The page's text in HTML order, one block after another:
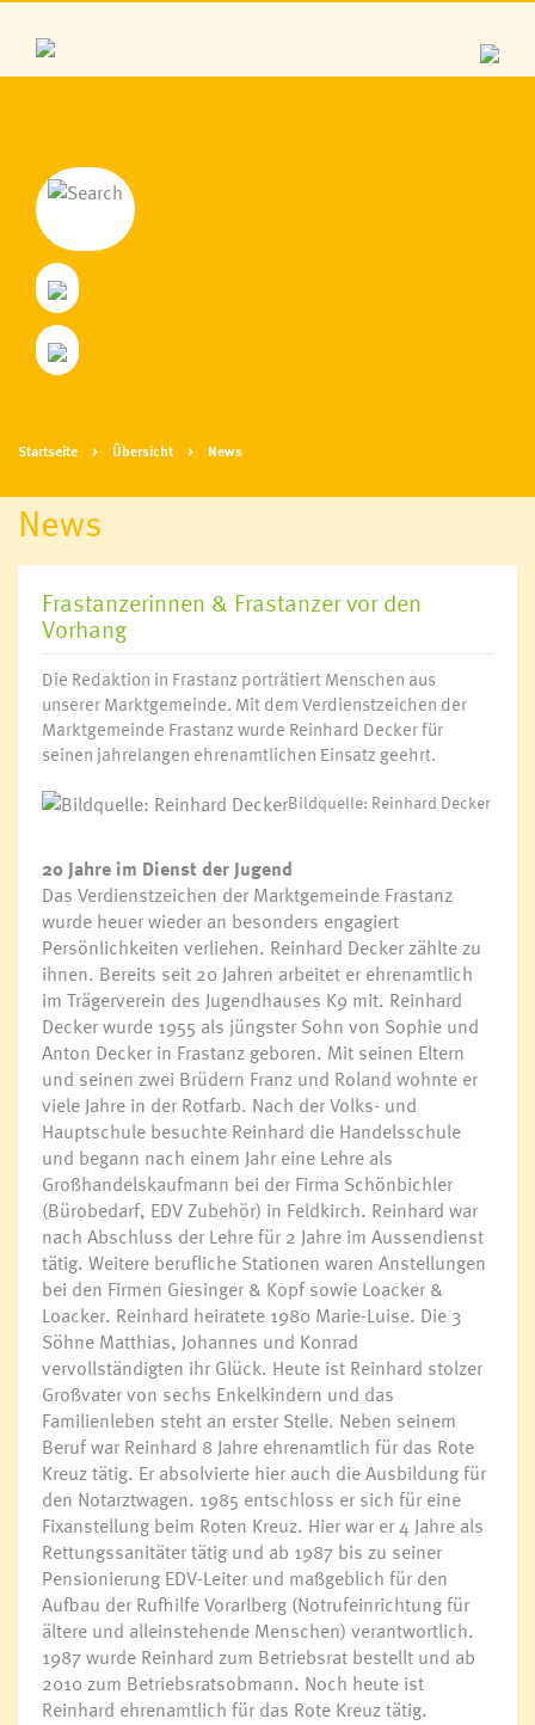
Startseite Übersicht News
News
Frastanzerinnen & Frastanzer vor den
Vorhang
Die Redaktion in Frastanz porträtiert Menschen aus
unserer Marktgemeinde. Mit dem Verdienstzeichen der
Marktgemeinde Frastanz wurde Reinhard Decker für
seinen jahrelangen ehrenamtlichen Einsatz geehrt.
Bildquelle: Reinhard Decker
20 Jahre im Dienst der Jugend
Das Verdienstzeichen der Marktgemeinde Frastanz
wurde heuer wieder an besonders engagiert
Persönlichkeiten verliehen. Reinhard Decker zählte zu
ihnen. Bereits seit 20 Jahren arbeitet er ehrenamtlich
im Trägerverein des Jugendhauses K9 mit. Reinhard
Decker wurde 1955 als jüngster Sohn von Sophie und
Anton Decker in Frastanz geboren. Mit seinen Eltern
und seinen zwei Brüdern Franz und Roland wohnte er
viele Jahre in der Rotfarb. Nach der Volks- und
Hauptschule besuchte Reinhard die Handelsschule
und begann nach einem Jahr eine Lehre als
Großhandelskaufmann bei der Firma Schönbichler
(Bürobedarf, EDV Zubehör) in Feldkirch. Reinhard war
nach Abschluss der Lehre für 2 Jahre im Aussendienst
tätig. Weitere berufliche Stationen waren Anstellungen
bei den Firmen Giesinger & Kopf sowie Loacker &
Loacker. Reinhard heiratete 1980 Marie-Luise. Die 3
Söhne Matthias, Johannes und Konrad
vervollständigten ihr Glück. Heute ist Reinhard stolzer
Großvater von sechs Enkelkindern und das
Familienleben steht an erster Stelle. Neben seinem
Beruf war Reinhard 8 Jahre ehrenamtlich für das Rote
Kreuz tätig. Er absolvierte hier auch die Ausbildung für
den Notarztwagen. 1985 entschloss er sich für eine
Fixanstellung beim Roten Kreuz. Hier war er 4 Jahre als
Rettungssanitäter tätig und ab 1987 bis zu seiner
Pensionierung EDV-Leiter und maßgeblich für den
Aufbau der Rufhilfe Vorarlberg (Notrufeinrichtung für
ältere und alleinstehende Menschen) verantwortlich.
1987 wurde Reinhard zum Betriebsrat bestellt und ab
2010 zum Betriebsratsobmann. Noch heute ist
Reinhard ehrenamtlich für das Rote Kreuz tätig.